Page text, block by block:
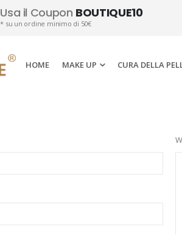
Usa il Coupon BOUTIQUE10
* su un ordine minimo di 50€
HOME MAKE UP CURA DELLA